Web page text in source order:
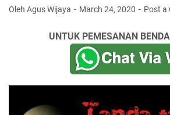
Oleh Agus Wijaya March 24, 2020 Post a
UNTUK PEMESANAN